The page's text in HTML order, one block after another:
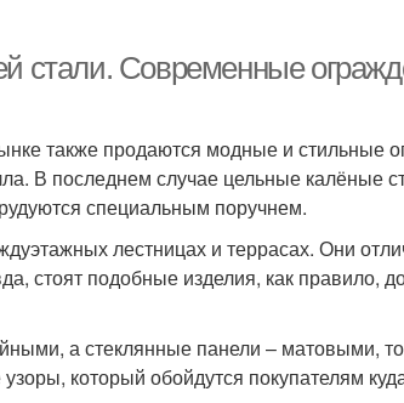
стали. Современные
также продаются модные и стильные
В последнем случае цельные калёные
специальным поручнем.
лестницах и террасах. Они
стоят подобные изделия, как правило,
а стеклянные панели – матовыми,
который обойдутся покупателям